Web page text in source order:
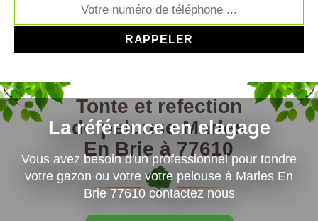
La référence en elagage
Vous avez besoin d'un professionnel pour tondre
votre gazon ou votre votre pelouse à Marles En
Brie 77610 contactez nous
Tonte et refection
de pelouse Marles
En Brie à 77610